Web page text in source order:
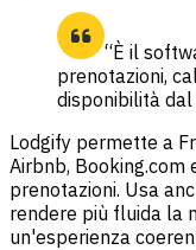
“È il
prenotazioni,
disponibilità dal
Lodgify permette a
Airbnb, Booking.com
prenotazioni. Usa
rendere più fluida la
un'esperienza